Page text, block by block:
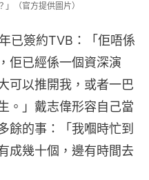
（官方提供圖片）
已簽約TVB：「佢唔係
佢已經係一個資深演
可以推開我，或者一巴
。」戴志偉形容自己當
餘的事：「我嗰時忙到
成幾十個，邊有時間去